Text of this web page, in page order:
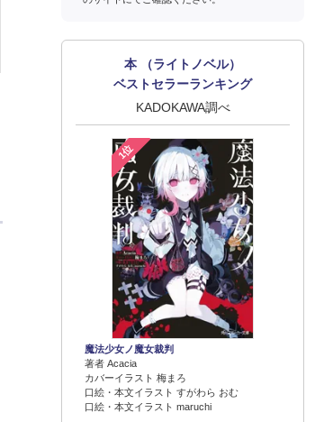
本 （ライトノベル）
ベストセラーランキング
KADOKAWA調べ
1位
魔法少女ノ魔女裁判
著者 Acacia
カバーイラスト 梅まろ
口絵・本文イラスト すがわら おむ
口絵・本文イラスト maruchi